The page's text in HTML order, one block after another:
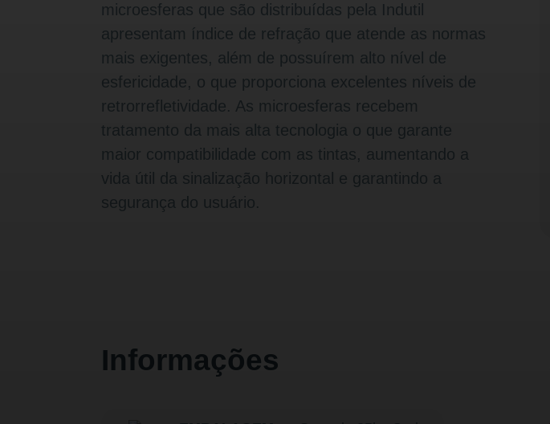
microesferas que são distribuídas pela Indutil
apresentam índice de refração que atende as normas
mais exigentes, além de possuírem alto nível de
esfericidade, o que proporciona excelentes níveis de
retrorrefletividade. As microesferas recebem
tratamento da mais alta tecnologia o que garante
maior compatibilidade com as tintas, aumentando a
vida útil da sinalização horizontal e garantindo a
segurança do usuário.
Informações